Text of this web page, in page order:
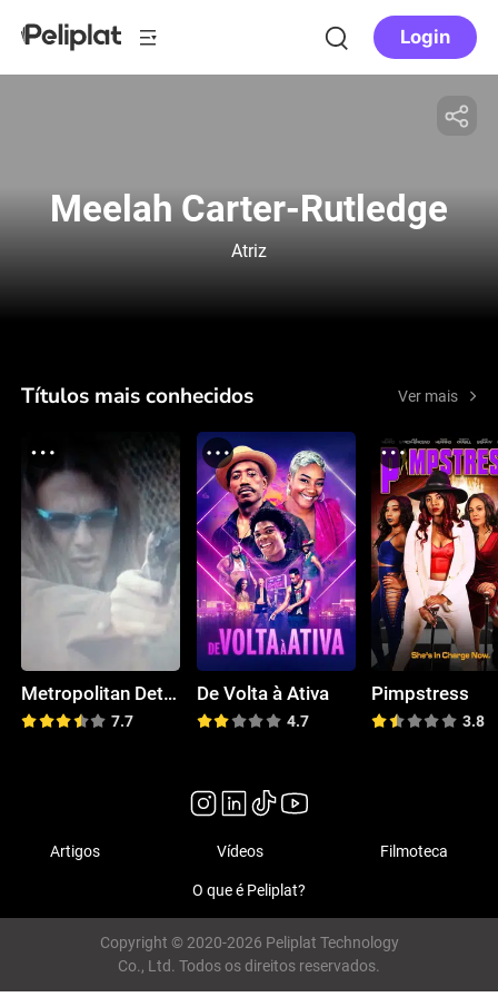
Login
Meelah Carter-Rutledge
Atriz
Títulos mais conhecidos Ver mais
Metropolitan Detective
7.7
De Volta à Ativa
4.7
Pimpstress
3.8
Artigos Vídeos Filmoteca
O que é Peliplat?
Copyright © 2020-2026 Peliplat Technology
Co., Ltd. Todos os direitos reservados.